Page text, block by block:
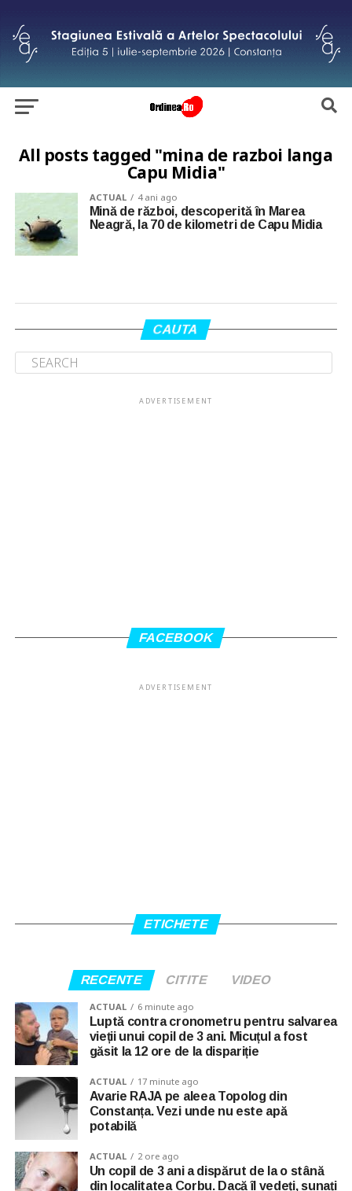
All posts tagged "mina de razboi langa
Capu Midia"
ACTUAL 4 ani ago
Mină de război, descoperită în Marea
Neagră, la 70 de kilometri de Capu Midia
CAUTA
ADVERTISEMENT
FACEBOOK
ADVERTISEMENT
ETICHETE
RECENTE CITITE VIDEO
ACTUAL 6 minute ago
Luptă contra cronometru pentru salvarea
vieții unui copil de 3 ani. Micuțul a fost
găsit la 12 ore de la dispariție
ACTUAL 17 minute ago
Avarie RAJA pe aleea Topolog din
Constanța. Vezi unde nu este apă
potabilă
ACTUAL 2 ore ago
Un copil de 3 ani a dispărut de la o stână
din localitatea Corbu. Dacă îl vedeți, sunați